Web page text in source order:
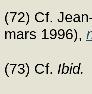
(72) Cf.
mars 1996),
(73) Cf. Ibid.